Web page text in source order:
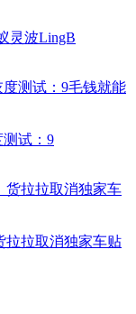
灵波LingB
测试：9
拉拉取消独家车贴